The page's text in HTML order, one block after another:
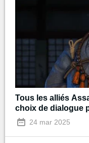
Tous les alliés
choix de dialogue
24 mar 2025